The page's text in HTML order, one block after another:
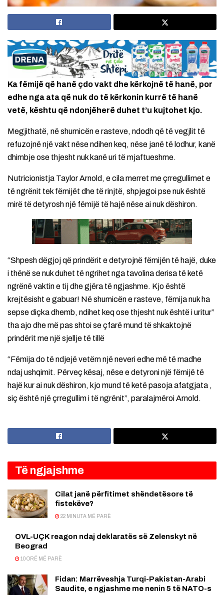
Ka fëmijë që hanë çdo vakt dhe kërkojnë të hanë, por
edhe nga ata që nuk do të kërkonin kurrë të hanë
vetë, kështu që ndonjëherë duhet t’u kujtohet kjo.
Megjithatë, në shumicën e rasteve, ndodh që të vegjlit të
refuzojnë një vakt nëse ndihen keq, nëse janë të lodhur, kanë
dhimbje ose thjesht nuk kanë uri të mjaftueshme.
Nutricionistja Taylor Arnold, e cila merret me çrregullimet e
të ngrënit tek fëmijët dhe të rinjtë, shpjegoi pse nuk është
mirë të detyrosh një fëmijë të hajë nëse ai nuk dëshiron.
“Shpesh dëgjoj që prindërit e detyrojnë fëmijën të hajë, duke
i thënë se nuk duhet të ngrihet nga tavolina derisa të ketë
ngrënë vaktin e tij dhe gjëra të ngjashme. Kjo është
krejtësisht e gabuar! Në shumicën e rasteve, fëmija nuk ha
sepse diçka dhemb, ndihet keq ose thjesht nuk është i uritur”
tha ajo dhe më pas shtoi se çfarë mund të shkaktojnë
prindërit me një sjellje të tillë
“Fëmija do të ndjejë vetëm një neveri edhe më të madhe
ndaj ushqimit. Përveç kësaj, nëse e detyroni një fëmijë të
hajë kur ai nuk dëshiron, kjo mund të ketë pasoja afatgjata ,
siç është një çrregullim i të ngrënit”, paralajmëroi Arnold.
Të ngjajshme
Cilat janë përfitimet shëndetësore të
fistekëve?
22 MINUTA MË PARË
OVL-UÇK reagon ndaj deklaratës së Zelenskyt në
Beograd
10 ORË MË PARË
Fidan: Marrëveshja Turqi-Pakistan-Arabi
Saudite, e ngjashme me nenin 5 të NATO-s